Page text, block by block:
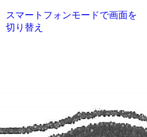
スマートフォンモードで画面を
切り替え